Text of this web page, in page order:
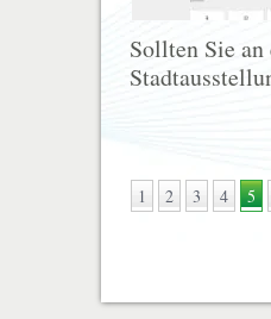
Sollten Sie
1 2 3 4 5